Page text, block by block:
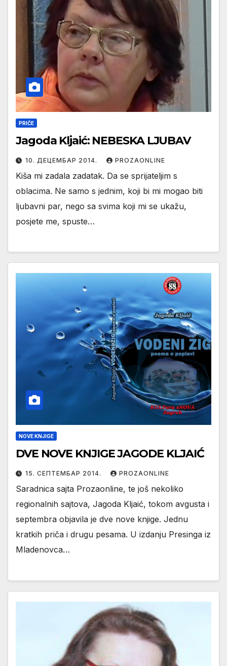
PRIČE
Jagoda Kljaić: NEBESKA LJUBAV
10. ДЕЦЕМБАР 2014. PROZAONLINE
Kiša mi zadala zadatak. Da se sprijateljim s
oblacima. Ne samo s jednim, koji bi mi mogao biti
ljubavni par, nego sa svima koji mi se ukažu,
posjete me, spuste…
NOVE KNJIGE
DVE NOVE KNJIGE JAGODE KLJAIĆ
15. СЕПТЕМБАР 2014. PROZAONLINE
Saradnica sajta Prozaonline, te još nekoliko
regionalnih sajtova, Jagoda Kljaić, tokom avgusta i
septembra objavila je dve nove knjige. Jednu
kratkih priča i drugu pesama. U izdanju Presinga iz
Mladenovca…